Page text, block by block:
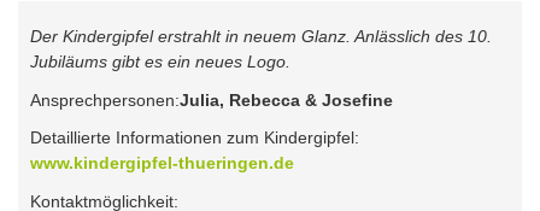
Der Kindergipfel erstrahlt in neuem Glanz. Anlässlich des 10.
Jubiläums gibt es ein neues Logo.
Ansprechpersonen:Julia, Rebecca & Josefine
Detaillierte Informationen zum Kindergipfel:
www.kindergipfel-thueringen.de
Kontaktmöglichkeit: